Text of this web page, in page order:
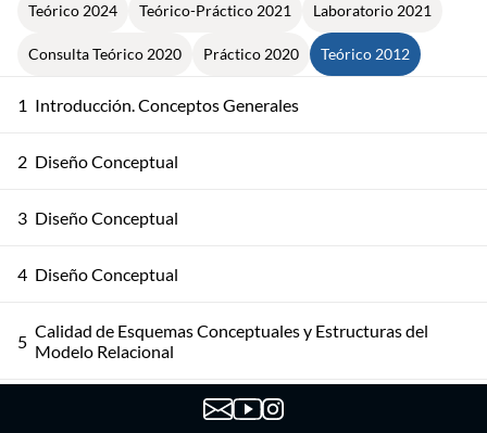
Teórico 2024 Teórico-Práctico 2021 Laboratorio 2021
Consulta Teórico 2020 Práctico 2020 Teórico 2012
1 Introducción. Conceptos Generales
2 Diseño Conceptual
3 Diseño Conceptual
4 Diseño Conceptual
5 Calidad de Esquemas Conceptuales y Estructuras del
Modelo Relacional
Lenguajes de Consulta - Cálculo Relacional